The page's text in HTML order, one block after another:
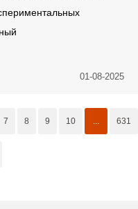
01-08-2025
7 8 9 10 ... 631